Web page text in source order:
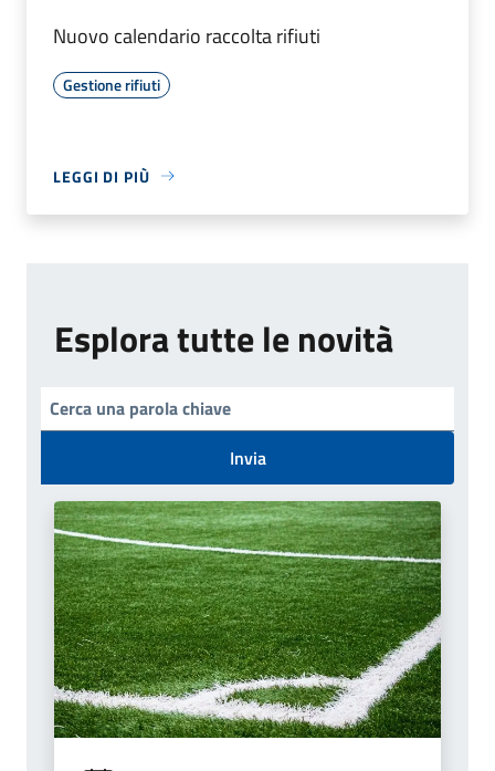
Nuovo calendario raccolta rifiuti
Gestione rifiuti
LEGGI DI PIÙ
Esplora tutte le novità
Invia